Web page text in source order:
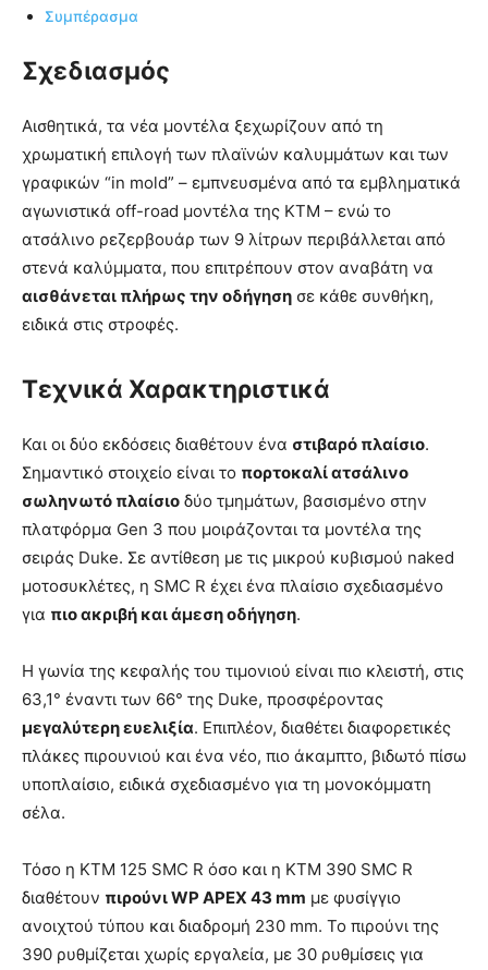
Συμπέρασμα
Σχεδιασμός
Αισθητικά, τα νέα μοντέλα ξεχωρίζουν από τη
χρωματική επιλογή των πλαϊνών καλυμμάτων και των
γραφικών “in mold” – εμπνευσμένα από τα εμβληματικά
αγωνιστικά off-road μοντέλα της KTM – ενώ το
ατσάλινο ρεζερβουάρ των 9 λίτρων περιβάλλεται από
στενά καλύμματα, που επιτρέπουν στον αναβάτη να
αισθάνεται πλήρως την οδήγηση σε κάθε συνθήκη,
ειδικά στις στροφές.
Τεχνικά Χαρακτηριστικά
Και οι δύο εκδόσεις διαθέτουν ένα στιβαρό πλαίσιο.
Σημαντικό στοιχείο είναι το πορτοκαλί ατσάλινο
σωληνωτό πλαίσιο δύο τμημάτων, βασισμένο στην
πλατφόρμα Gen 3 που μοιράζονται τα μοντέλα της
σειράς Duke. Σε αντίθεση με τις μικρού κυβισμού naked
μοτοσυκλέτες, η SMC R έχει ένα πλαίσιο σχεδιασμένο
για πιο ακριβή και άμεση οδήγηση.
Η γωνία της κεφαλής του τιμονιού είναι πιο κλειστή, στις
63,1° έναντι των 66° της Duke, προσφέροντας
μεγαλύτερη ευελιξία. Επιπλέον, διαθέτει διαφορετικές
πλάκες πιρουνιού και ένα νέο, πιο άκαμπτο, βιδωτό πίσω
υποπλαίσιο, ειδικά σχεδιασμένο για τη μονοκόμματη
σέλα.
Τόσο η KTM 125 SMC R όσο και η KTM 390 SMC R
διαθέτουν πιρούνι WP APEX 43 mm με φυσίγγιο
ανοιχτού τύπου και διαδρομή 230 mm. Το πιρούνι της
390 ρυθμίζεται χωρίς εργαλεία, με 30 ρυθμίσεις για